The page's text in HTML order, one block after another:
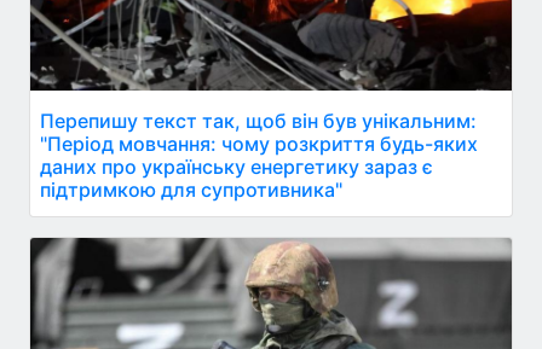
Перепишу текст так, щоб він був унікальним:
"Період мовчання: чому розкриття будь-яких
даних про українську енергетику зараз є
підтримкою для супротивника"